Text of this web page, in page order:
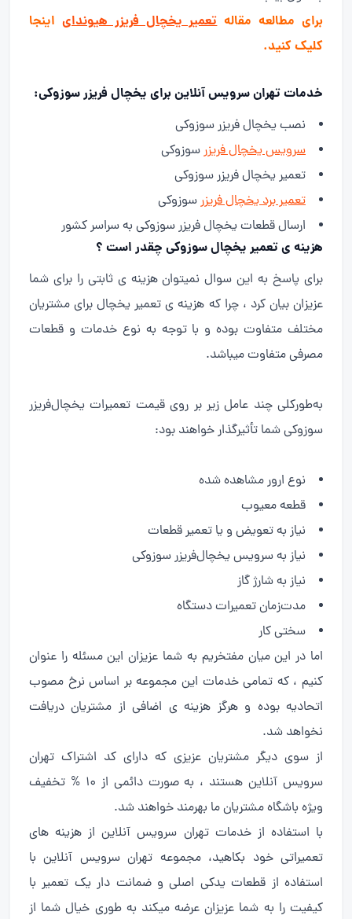
برای مطالعه مقالهتعمیر یخچال فریزر هیوندای اینجا
کلیک کنید.
خدمات تهران سرویس آنلاین برای یخچال فریزر سوزوکی:
نصب یخچال فریزر سوزوکی
سرویس یخچال فریزرسوزوکی
تعمیر یخچال فریزر سوزوکی
تعمیر برد یخچال فریزرسوزوکی
ارسال قطعات یخچال فریزر سوزوکی به سراسر کشور
هزینه ی تعمیر یخچال سوزوکی چقدر است ؟
برای پاسخ به این سوال نمیتوان هزینه ی ثابتی را برای شما
عزیزان بیان کرد ، چرا که هزینه ی تعمیر یخچال برای مشتریان
مختلف متفاوت بوده و با توجه به نوع خدمات و قطعات
مصرفی متفاوت میباشد.
به‌طورکلی چند عامل زیر بر روی قیمت تعمیرات یخچال‌فریزر
سوزوکی شما تأثیرگذار خواهند بود:
نوع ارور مشاهده شده
قطعه معیوب
نیاز به تعویض و یا تعمیر قطعات
نیاز به سرویس یخچال‌فریزر سوزوکی
نیاز به شارژ گاز
مدت‌زمان تعمیرات دستگاه
سختی کار
اما در این میان مفتخریم به شما عزیزان این مسئله را عنوان
کنیم ، که تمامی خدمات این مجموعه بر اساس نرخ مصوب
اتحادیه بوده و هرگز هزینه ی اضافی از مشتریان دریافت
نخواهد شد.
از سوی دیگر مشتریان عزیزی که دارای کد اشتراک تهران
سرویس آنلاین هستند ، به صورت دائمی از 10 % تخفیف
ویژه باشگاه مشتریان ما بهرمند خواهند شد.
با استفاده از خدمات تهران سرویس آنلاین از هزینه های
تعمیراتی خود بکاهید، مجموعه تهران سرویس آنلاین با
استفاده از قطعات یدکی اصلی و ضمانت دار یک تعمیر با
کیفیت را به شما عزیزان عرضه میکند به طوری خیال شما از